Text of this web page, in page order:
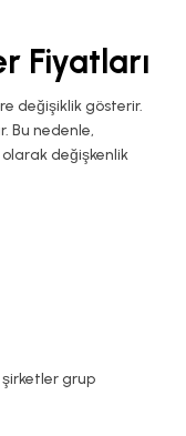
Fiyatları
değişiklik gösterir.
Bu nedenle,
değişkenlik
şirketler grup